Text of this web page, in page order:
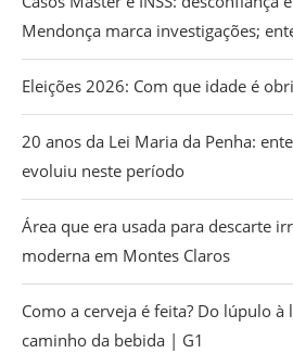
Mendonça marca investigações;
Eleições 2026: Com que idade é
20 anos da Lei Maria da Penha:
evoluiu neste período
Área que era usada para descarte
moderna em Montes Claros
Como a cerveja é feita? Do lúpulo à
caminho da bebida | G1